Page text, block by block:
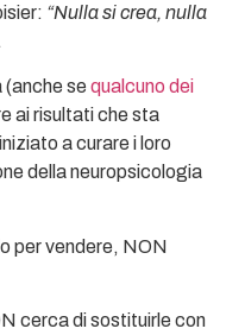
“Nulla si crea, nulla
(anche sequalcuno dei
ai risultati che sta
a curare i loro
della neuropsicologia
per vendere, NON
cerca di sostituirle con